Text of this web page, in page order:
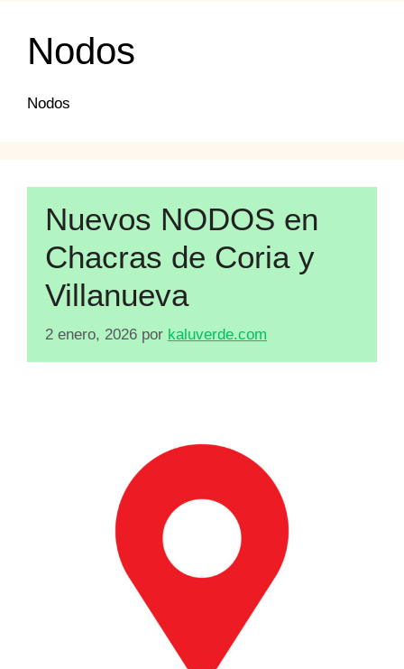
Nodos
Nodos
Nuevos NODOS en
Chacras de Coria y
Villanueva
2 enero, 2026 por kaluverde.com